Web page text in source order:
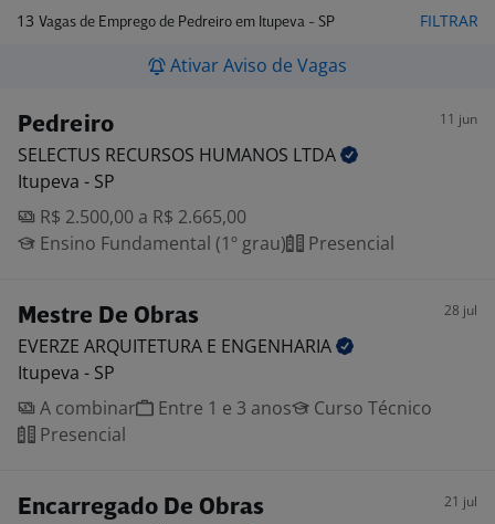
13 Vagas de Emprego de Pedreiro em Itupeva - SP FILTRAR
Ativar Aviso de Vagas
Pedreiro 11 jun
SELECTUS RECURSOS HUMANOS LTDA
Itupeva - SP
R$ 2.500,00 a R$ 2.665,00
Ensino Fundamental (1º grau)
Presencial
Mestre De Obras 28 jul
EVERZE ARQUITETURA E ENGENHARIA
Itupeva - SP
A combinar
Entre 1 e 3 anos
Curso Técnico
Presencial
Encarregado De Obras 21 jul